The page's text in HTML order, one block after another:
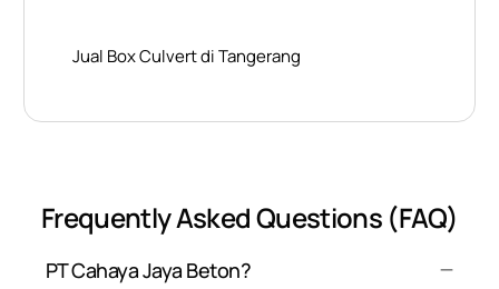
Jual Box Culvert di Tangerang
Frequently Asked Questions (FAQ)
PT Cahaya Jaya Beton?